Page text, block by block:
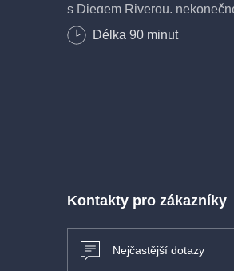
s Diegem Riverou,
mateřství. Pro většinu lidí by
však svá trápení i radostné
obrazy i tanec odhaluje
v nezdolnou sílu.
Délka 90 minut
Kontakty pro zákazníky
Nejčastější dotazy